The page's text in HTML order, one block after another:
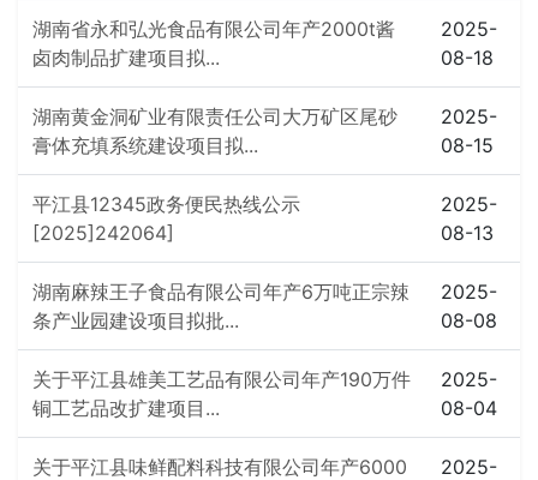
湖南省永和弘光食品有限公司年产2000t酱
卤肉制品扩建项目拟...
2025-
08-18
湖南黄金洞矿业有限责任公司大万矿区尾砂
膏体充填系统建设项目拟...
2025-
08-15
平江县12345政务便民热线公示
[2025]242064]
2025-
08-13
湖南麻辣王子食品有限公司年产6万吨正宗辣
条产业园建设项目拟批...
2025-
08-08
关于平江县雄美工艺品有限公司年产190万件
铜工艺品改扩建项目...
2025-
08-04
关于平江县味鲜配料科技有限公司年产6000
2025-